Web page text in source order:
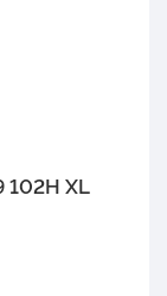
102H XL